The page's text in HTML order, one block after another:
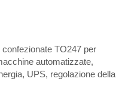
TO247 per
automatizzate,
UPS, regolazione della